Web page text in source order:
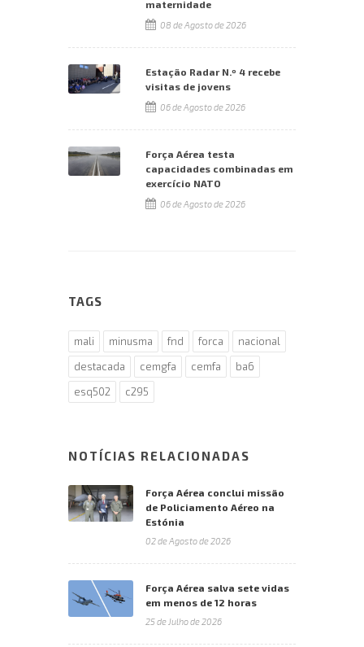
maternidade
08 de Agosto de 2026
Estação Radar N.º 4 recebe
visitas de jovens
06 de Agosto de 2026
Força Aérea testa
capacidades combinadas em
exercício NATO
06 de Agosto de 2026
TAGS
mali minusma fnd forca
nacional
destacada
cemgfa cemfa
ba6
esq502
c295
NOTÍCIAS RELACIONADAS
Força Aérea conclui missão
de Policiamento Aéreo na
Estónia
02 de Agosto de 2026
Força Aérea salva sete vidas
em menos de 12 horas
25 de Julho de 2026